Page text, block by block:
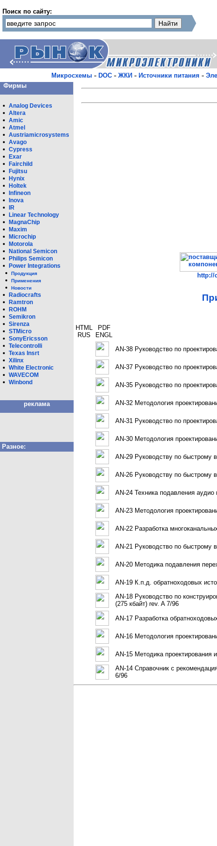
Поиск по сайту:
Микросхемы - DOC - ЖКИ - Источники питания -
Фирмы
Analog Devices
Altera
Amic
Atmel
Austriamicrosystems
Avago
Cypress
Exar
Fairchild
Fujitsu
Hynix
Holtek
Infineon
Inova
IR
Linear Technology
MagnaChip
Maxim
Microchip
Motorola
National Semicon
Philips Semicon
Power Integrations
Продукция
Применения
Новости
Radiocrafts
Ramtron
ROHM
Semikron
Sirenza
STMicro
SonyEricsson
Telecontrolli
Texas Insrt
Xilinx
White Eleсtronic
WAVECOM
Winbond
реклама
Разное:
http://
HTML
RUS
PDF
ENGL
AN-38 Руководство по
AN-37 Руководство по
AN-35 Руководство по
AN-32 Методология
AN-31 Руководство по
AN-30 Методология
AN-29 Руководству по быстрому
AN-26 Руководству по быстрому
AN-24 Техника подавления
AN-23 Методология
AN-22 Разработка
AN-21 Руководство по быстрому
AN-20 Методика подавления
AN-19 К.п.д. обратноходовых
AN-18 Руководство по
(275 кбайт) rev. A 7/96
AN-17 Разработка
AN-16 Методология
AN-15 Методика проектирования
AN-14 Справочник с
6/96